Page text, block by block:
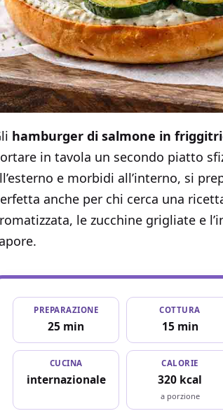
hamburger di salmone in
in tavola un secondo piatto
e morbidi all’interno, si
anche per chi cerca una
le zucchine grigliate e
PREPARAZIONE
25 min
COTTURA
15 min
CUCINA
internazionale
CALORIE
320 kcal
a porzione